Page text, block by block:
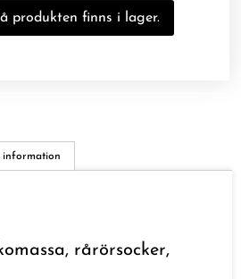
information
rårörsocker,